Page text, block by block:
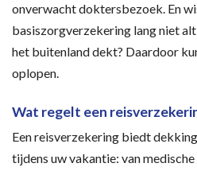
onverwacht doktersbezoek. En
basiszorgverzekering lang niet
het buitenland dekt? Daardoor
oplopen.
Wat regelt een
Een reisverzekering biedt
tijdens uw vakantie: van